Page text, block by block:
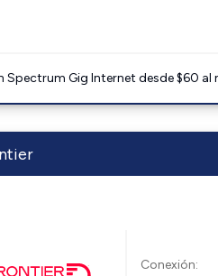
Spectrum Gig Internet desde $60
Conexión: